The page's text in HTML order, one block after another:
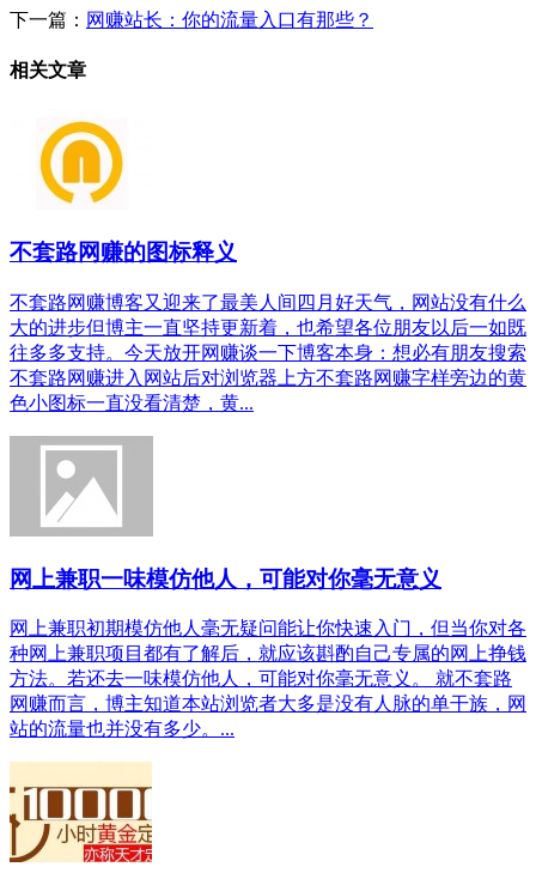
下一篇： 网赚站长：你的流量入口有那些？
相关文章
不套路网赚的图标释义
不套路网赚博客又迎来了最美人间四月好天气，网站没有什么
大的进步但博主一直坚持更新着，也希望各位朋友以后一如既
往多多支持。今天放开网赚谈一下博客本身：想必有朋友搜索
不套路网赚进入网站后对浏览器上方不套路网赚字样旁边的黄
色小图标一直没看清楚，黄...
网上兼职一味模仿他人，可能对你毫无意义
网上兼职初期模仿他人毫无疑问能让你快速入门，但当你对各
种网上兼职项目都有了解后，就应该斟酌自己专属的网上挣钱
方法。若还去一味模仿他人，可能对你毫无意义。 就不套路
网赚而言，博主知道本站浏览者大多是没有人脉的单干族，网
站的流量也并没有多少。...